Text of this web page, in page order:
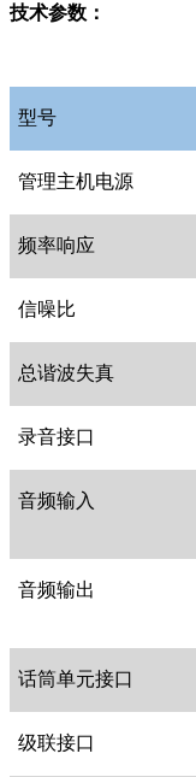
技术参数：
型号
管理主机电源
频率响应
信噪比
总谐波失真
录音接口
音频输入
音频输出
话筒单元接口
级联接口